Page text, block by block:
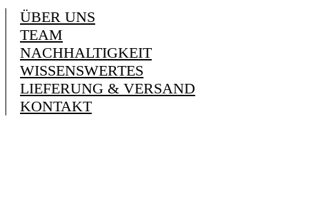
ÜBER UNS
TEAM
NACHHALTIGKEIT
WISSENSWERTES
LIEFERUNG & VERSAND
KONTAKT